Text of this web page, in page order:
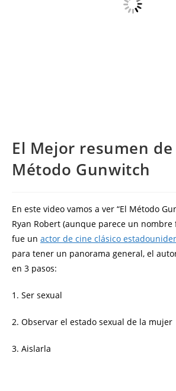
El Mejor resumen de
Método Gunwitch
En este video vamos a ver “El Método
Ryan Robert (aunque parece un
fue un actor de cine clásico
para tener un panorama general, el
en 3 pasos:
1. Ser sexual
2. Observar el estado sexual de la mujer
3. Aislarla